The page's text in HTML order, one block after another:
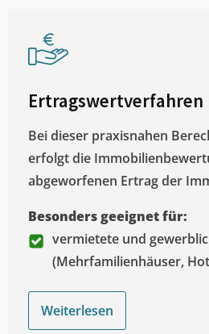
Ertragswertverfahren
Bei dieser praxisnahen
erfolgt die
abgeworfenen Ertrag der
Besonders geeignet für:
vermietete und
(Mehrfamilienhäuser,
Weiterlesen